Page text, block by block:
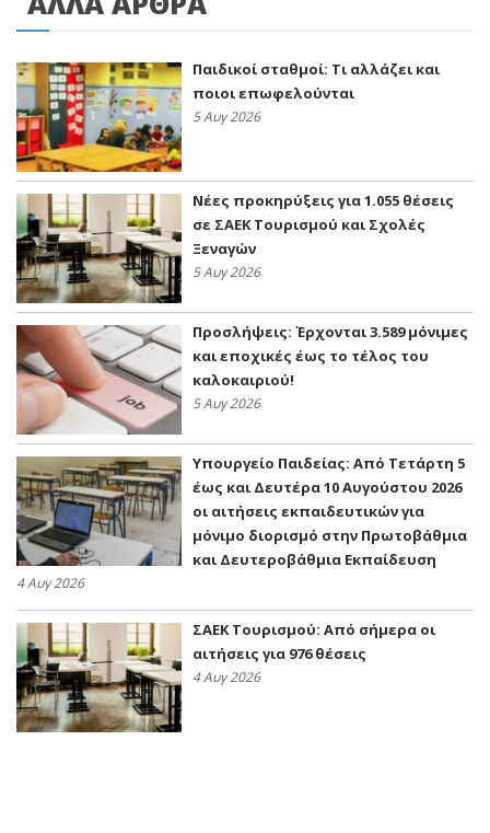
Παιδικοί σταθμοί: Τι αλλάζει και
ποιοι επωφελούνται
5 Αυγ 2026
Νέες προκηρύξεις για 1.055 θέσεις
σε ΣΑΕΚ Τουρισμού και Σχολές
Ξεναγών
5 Αυγ 2026
Προσλήψεις: Έρχονται 3.589 μόνιμες
και εποχικές έως το τέλος του
καλοκαιριού!
5 Αυγ 2026
Υπουργείο Παιδείας: Από Τετάρτη 5
έως και Δευτέρα 10 Αυγούστου 2026
οι αιτήσεις εκπαιδευτικών για
μόνιμο διορισμό στην Πρωτοβάθμια
και Δευτεροβάθμια Εκπαίδευση
4 Αυγ 2026
ΣΑΕΚ Τουρισμού: Από σήμερα οι
αιτήσεις για 976 θέσεις
4 Αυγ 2026